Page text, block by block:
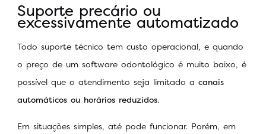
Suporte precário ou
excessivamente automatizado
Todo suporte técnico tem custo operacional, e quando
o preço de um software odontológico é muito baixo, é
possível que o atendimento seja limitado a canais
automáticos ou horários reduzidos.
Em situações simples, até pode funcionar. Porém, em